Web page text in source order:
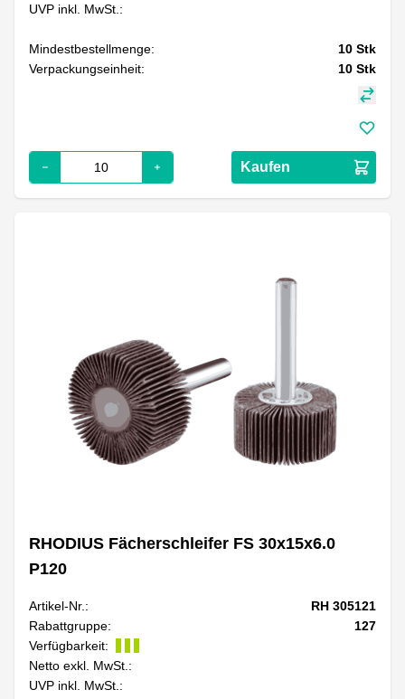
UVP inkl. MwSt.:
Mindestbestellmenge: 10 Stk
Verpackungseinheit:
10 Stk
Kaufen
RHODIUS Fächerschleifer FS 30x15x6.0
P120
Artikel-Nr.:
RH 305121
Rabattgruppe:
127
Verfügbarkeit:
Netto exkl. MwSt.:
UVP inkl. MwSt.: